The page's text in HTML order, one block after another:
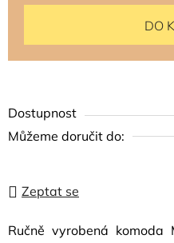
Ručně vyrobená komoda
Dostupnost
Můžeme doručit do:
DO
Zeptat se